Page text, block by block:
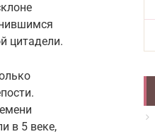
цитадели.
в 5 веке,